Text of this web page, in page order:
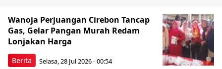
Berita
Wanoja Perjuangan Cirebon Tancap
Gas, Gelar Pangan Murah Redam
Lonjakan Harga
Selasa, 28 Jul 2026 - 00:54